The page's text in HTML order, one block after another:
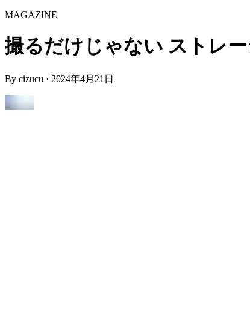
MAGAZINE
撮るだけじゃない ストレー
By cizucu · 2024年4月21日